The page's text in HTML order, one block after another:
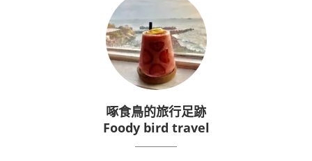
啄食鳥的旅行足跡
Foody bird travel